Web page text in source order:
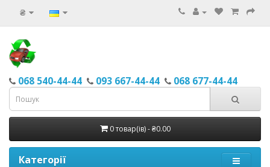
₴
068 540-44-44 093 667-44-44 068 677-44-44
0 товар(ів) - ₴0.00
Категорії